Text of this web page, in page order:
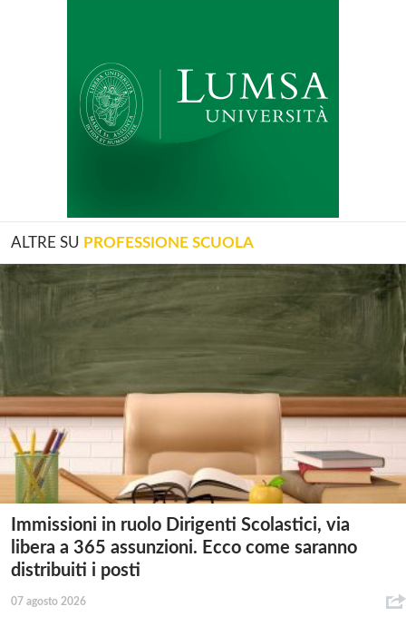
ALTRE SU PROFESSIONE SCUOLA
Immissioni in ruolo Dirigenti Scolastici, via
libera a 365 assunzioni. Ecco come saranno
distribuiti i posti
07 agosto 2026